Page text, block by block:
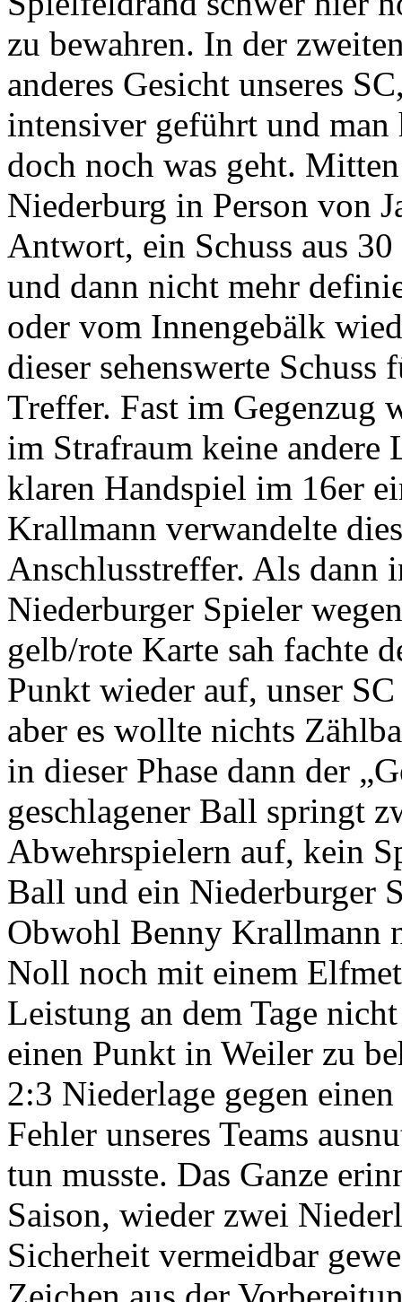
zu bewahren. In der
anderes Gesicht unseres
intensiver geführt und
doch noch was geht.
Niederburg in Person von
Antwort, ein Schuss aus
und dann nicht mehr
oder vom Innengebälk
dieser sehenswerte
Treffer. Fast im Gegenzug
im Strafraum keine andere
klaren Handspiel im 16er
Krallmann verwandelte
Anschlusstreffer. Als dann
Niederburger Spieler
gelb/rote Karte sah fachte
Punkt wieder auf, unser
aber es wollte nichts
in dieser Phase dann der
geschlagener Ball springt
Abwehrspielern auf, kein
Ball und ein Niederburger
Obwohl Benny Krallmann
Noll noch mit einem
Leistung an dem Tage
einen Punkt in Weiler zu
2:3 Niederlage gegen
Fehler unseres Teams
tun musste. Das Ganze
Saison, wieder zwei
Sicherheit vermeidbar